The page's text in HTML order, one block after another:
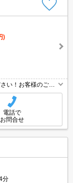
)
い！お客様のご条
プロが精一杯お手
電話で
お問合せ
分